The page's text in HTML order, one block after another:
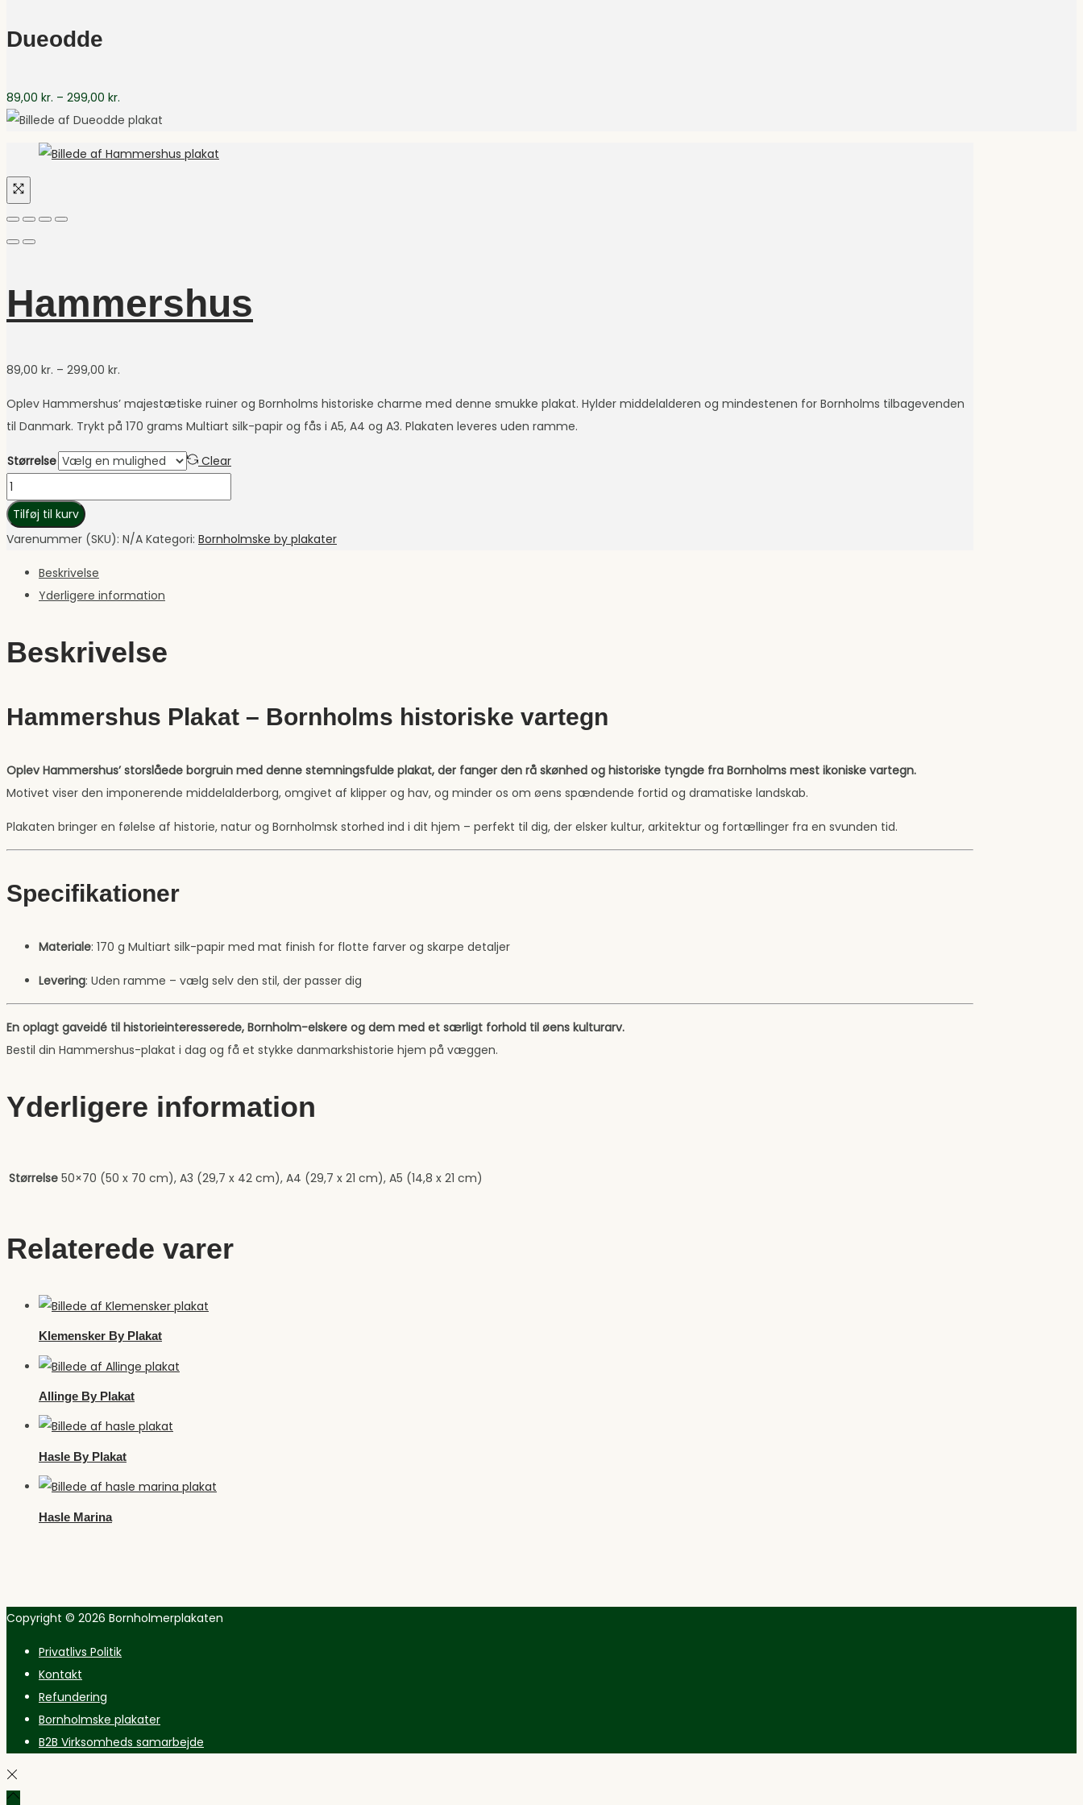
Dueodde
89,00 kr. – 299,00 kr.
89,00 kr.
299,00 kr.
Hammershus
89,00 kr. – 299,00 kr.
299,00 kr.
Oplev Hammershus’ majestætiske ruiner og Bornholms historiske charme med denne smukke plakat. Hylder middelalderen og mindestenen for Bornholms tilbagevenden
til Danmark. Trykt på 170 grams Multiart silk-papir og fås i A5, A4 og A3. Plakaten leveres uden ramme.
Størrelse
Clear
Hammershus
antal
Tilføj til kurv
Varenummer (SKU): N/A Kategori: Bornholmske by plakater
Beskrivelse
Yderligere information
Beskrivelse
Hammershus Plakat – Bornholms historiske vartegn
Oplev Hammershus’ storslåede borgruin med denne stemningsfulde plakat, der fanger den rå skønhed og historiske tyngde fra Bornholms mest ikoniske vartegn.
Motivet viser den imponerende middelalderborg, omgivet af klipper og hav, og minder os om øens spændende fortid og dramatiske landskab.
Plakaten bringer en følelse af historie, natur og Bornholmsk storhed ind i dit hjem – perfekt til dig, der elsker kultur, arkitektur og fortællinger fra en svunden tid.
Specifikationer
Materiale: 170 g Multiart silk-papir med mat finish for flotte farver og skarpe detaljer
Levering: Uden ramme – vælg selv den stil, der passer dig
En oplagt gaveidé til historieinteresserede, Bornholm-elskere og dem med et særligt forhold til øens kulturarv.
Bestil din Hammershus-plakat i dag og få et stykke danmarkshistorie hjem på væggen.
Yderligere information
Størrelse 50×70 (50 x 70 cm), A3 (29,7 x 42 cm), A4 (29,7 x 21 cm), A5 (14,8 x 21 cm)
Relaterede varer
Klemensker By Plakat
Allinge By Plakat
Hasle By Plakat
Hasle Marina
Copyright © 2026 Bornholmerplakaten
Privatlivs Politik
Kontakt
Refundering
Bornholmske plakater
B2B Virksomheds samarbejde